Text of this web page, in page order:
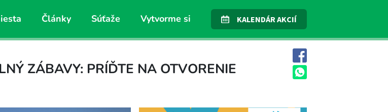
Články Súťaže Vytvorme si KALENDÁR AKCIÍ
ZÁBAVY: PRÍĎTE NA OTVORENIE